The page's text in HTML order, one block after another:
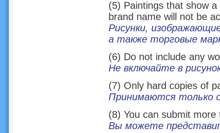
(5) Paintings that show
brand name will not be
Рисунки,
а также торговые
(6) Do not include any
Не включайте в
(7) Only hard copies of
Принимаются только
(8) You can submit more
Вы можете